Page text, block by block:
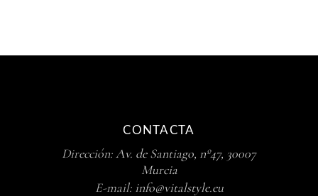
CONTACTA
Dirección:Av. de Santiago, nº47, 30007
Murcia
E-mail: info@vitalstyle.eu